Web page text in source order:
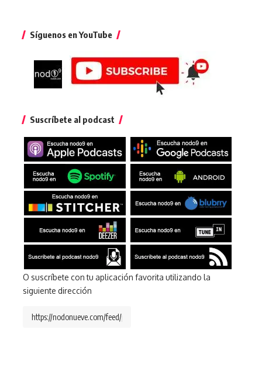
Síguenos en YouTube
Suscríbete al podcast
O suscríbete con tu aplicación favorita utilizando la
siguiente dirección